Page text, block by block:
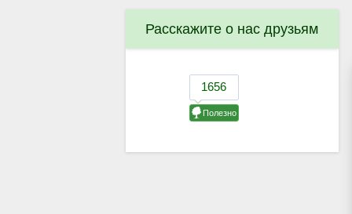
Расскажите о нас друзьям